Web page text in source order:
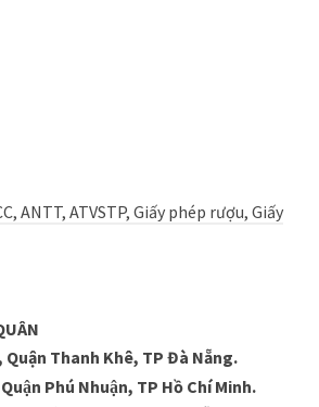
ANTT, ATVSTP, Giấy phép rượu, Giấy
Thanh Khê, TP Đà Nẵng.
Phú Nhuận, TP Hồ Chí Minh.